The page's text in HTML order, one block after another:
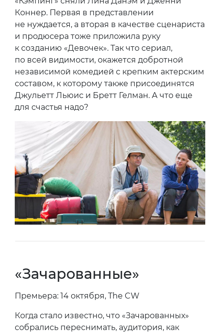
Коннер. Первая в представлении
не нуждается, а вторая в качестве сценариста
и продюсера тоже приложила руку
к созданию «Девочек». Так что сериал,
по всей видимости, окажется добротной
независимой комедией с крепким актерским
составом, к которому также присоединятся
Джульетт Льюис и Бретт Гелман. А что еще
для счастья надо?
«Зачарованные»
Премьера: 14 октября, The CW
Когда стало известно, что «Зачарованных»
собрались переснимать, аудитория, как